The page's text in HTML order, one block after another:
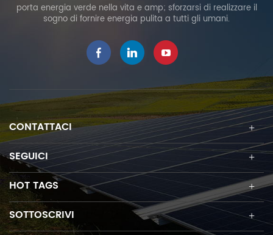
porta energia verde nella vita e amp; sforzarsi di realizzare il
sogno di fornire energia pulita a tutti gli umani.
CONTATTACI
SEGUICI
HOT TAGS
SOTTOSCRIVI